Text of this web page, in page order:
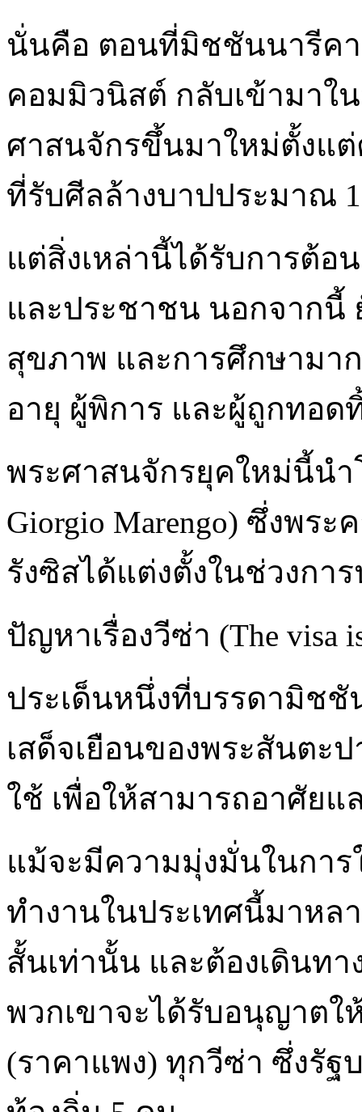
นั่นคือ ตอนที่มิชชันนารีคา
คอมมิวนิสต์ กลับเข้ามาใ
ศาสนจักรขึ้นมาใหม่ตั้งแ
ที่รับศีลล้างบาปประมาณ
แต่สิ่งเหล่านี้ได้รับการต้
และประชาชน นอกจากนี้
สุขภาพ และการศึกษามา
อายุ ผู้พิการ และผู้ถูกทอด
พระศาสนจักรยุคใหม่นี้นำ
Giorgio Marengo) ซึ่งพ
รังซิสได้แต่งตั้งในช่วงกา
ปัญหาเรื่องวีซ่า (The visa
ประเด็นหนึ่งที่บรรดามิชชั
เสด็จเยือนของพระสันตะ
ใช้ เพื่อให้สามารถอาศัยแ
แม้จะมีความมุ่งมั่นในกา
ทำงานในประเทศนี้มาหล
สั้นเท่านั้น และต้องเดินทา
พวกเขาจะได้รับอนุญาต
(ราคาแพง) ทุกวีซ่า ซึ่งรั